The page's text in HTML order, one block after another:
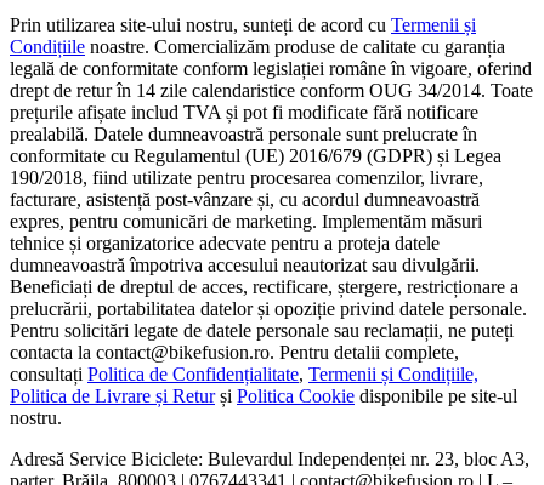
Prin utilizarea site-ului nostru, sunteți de acord cu Termenii și
Condițiile noastre. Comercializăm produse de calitate cu garanția
legală de conformitate conform legislației române în vigoare, oferind
drept de retur în 14 zile calendaristice conform OUG 34/2014. Toate
prețurile afișate includ TVA și pot fi modificate fără notificare
prealabilă. Datele dumneavoastră personale sunt prelucrate în
conformitate cu Regulamentul (UE) 2016/679 (GDPR) și Legea
190/2018, fiind utilizate pentru procesarea comenzilor, livrare,
facturare, asistență post-vânzare și, cu acordul dumneavoastră
expres, pentru comunicări de marketing. Implementăm măsuri
tehnice și organizatorice adecvate pentru a proteja datele
dumneavoastră împotriva accesului neautorizat sau divulgării.
Beneficiați de dreptul de acces, rectificare, ștergere, restricționare a
prelucrării, portabilitatea datelor și opoziție privind datele personale.
Pentru solicitări legate de datele personale sau reclamații, ne puteți
contacta la contact@bikefusion.ro. Pentru detalii complete,
consultați Politica de Confidențialitate, Termenii și Condițiile,
Politica de Livrare și Returși Politica Cookie disponibile pe site-ul
nostru.
Adresă Service Biciclete: Bulevardul Independenței nr. 23, bloc A3,
parter, Brăila, 800003 | 0767443341 | contact@bikefusion.ro | L –